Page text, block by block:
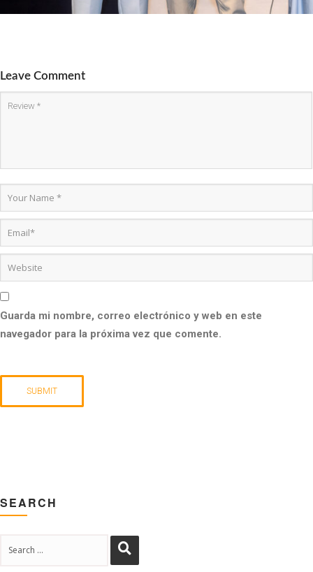
Leave Comment
Guarda mi nombre, correo electrónico y web en este
navegador para la próxima vez que comente.
SEARCH